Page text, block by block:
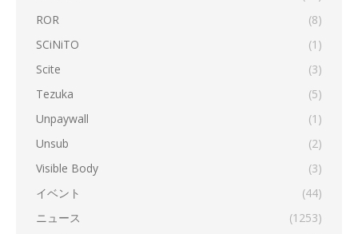
ROR
(8)
SCiNiTO
(1)
Scite
(3)
Tezuka
(5)
Unpaywall
(1)
Unsub
(2)
Visible Body
(3)
イベント
(44)
ニュース
(1253)